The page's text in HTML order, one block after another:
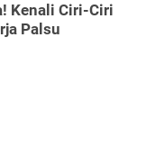
Kenali Ciri-Ciri
Palsu